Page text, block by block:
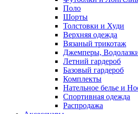
Поло
Шорты
Толстовки и Худи
Верхняя одежда
Вязаный трикотаж
Джемперы,
Летний гардероб
Базовый гардероб
Комплекты
Нательное белье и
Спортивная одежда
Распродажа